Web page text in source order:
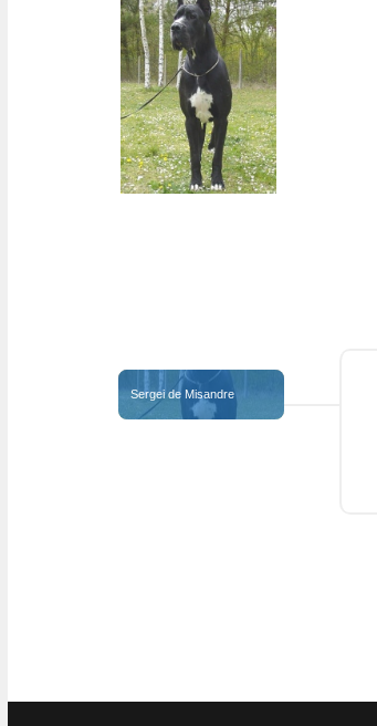
Sergei de Misandre